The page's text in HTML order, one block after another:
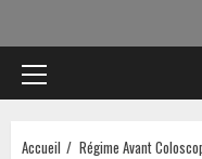
Menu
principal
Accueil Régime Avant